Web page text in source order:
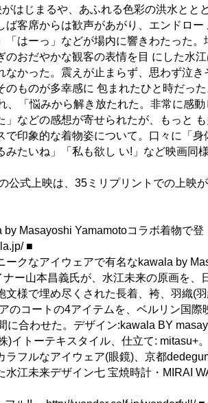
がはじまるや、あふれる色彩の洪水とと
ば客席からは歓声があがり、エンドロー
「はーっ」などが場内に響きわたった。
のおだやかな観客の表情を目 にした水
なかった。震えが止まらず、思わず泣き
のものが多幸感に 包まれたひと時だっ
、「悩みから解き放たれた。非常に感
」などの感想が寄せられたが、もっと
で印象的な着物姿について。口々に「身
みたいね」「私も欲し い!」など映画同
公式上映は、35ミリプリントでの上映
Masayoshi Yamamotoコラボ着物で登
■
ークなアイウェアで有名なkawala by
ー山本昌義氏が、水江未来の原画を、
文様で埋め尽くされた長着、袴、羽織(
のコートの4アイテムを、ベルリン国際
に合わせた。デザイン:kawala BY
)イトーテキスタイル、仕立て: mitasu+
ラフルなアイウェア(眼鏡)、京都
水江未来デザイン七 宝焼時計・MIRAI